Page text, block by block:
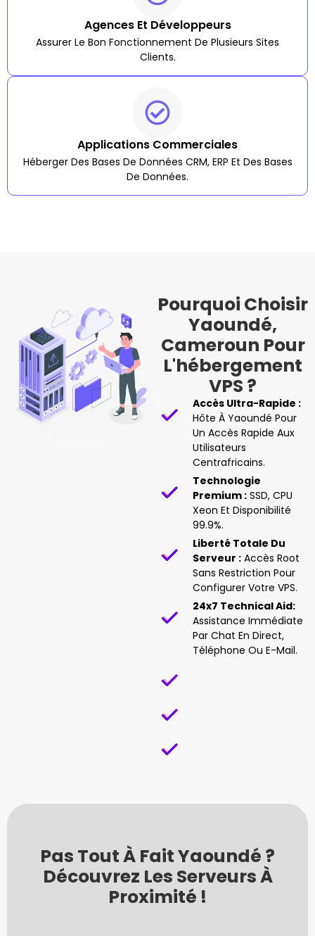
Agences Et Développeurs
Assurer Le Bon Fonctionnement De Plusieurs Sites
Clients.
Applications Commerciales
Héberger Des Bases De Données CRM, ERP Et Des Bases
De Données.
Pourquoi Choisir
Yaoundé,
Cameroun Pour
L'hébergement
VPS ?
Accès Ultra-Rapide :
Hôte À Yaoundé Pour
Un Accès Rapide Aux
Utilisateurs
Centrafricains.
Technologie
Premium : SSD, CPU
Xeon Et Disponibilité
99.9%.
Liberté Totale Du
Serveur : Accès Root
Sans Restriction Pour
Configurer Votre VPS.
24x7 Technical Aid:
Assistance Immédiate
Par Chat En Direct,
Téléphone Ou E-Mail.
Pas Tout À Fait Yaoundé ?
Découvrez Les Serveurs À
Proximité !